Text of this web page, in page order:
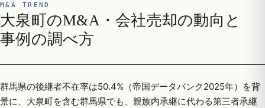
M&A TREND
大泉町のM&A・会社売却の動向と
事例の調べ方
群馬県の後継者不在率は50.4%（帝国データバンク2025年）を背
景に、大泉町を含む群馬県でも、親族内承継に代わる第三者承継